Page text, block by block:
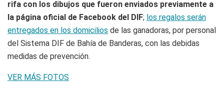
rifa con los dibujos que fueron enviados previamente a
la página oficial de Facebook del DIF; los regalos serán
entregados en los domicilios de las ganadoras, por personal
del Sistema DIF de Bahía de Banderas, con las debidas
medidas de prevención.
VER MÁS FOTOS